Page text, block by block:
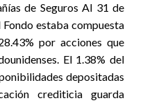
de Seguros Al 31 de
estaba compuesta
por acciones que
El 1.38% del
depositadas
crediticia guarda